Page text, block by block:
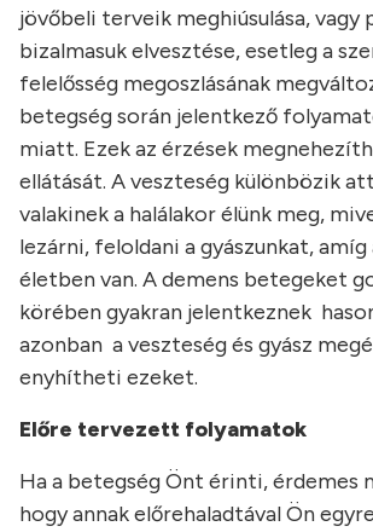
jövőbeli terveik meghiúsulása, vagy
bizalmasuk elvesztése, esetleg a
felelősség megoszlásának
betegség során jelentkező
miatt. Ezek az érzések
ellátását. A veszteség különbözik
valakinek a halálakor élünk meg,
lezárni, feloldani a gyászunkat,
életben van. A demens betegeket
körében gyakran jelentkeznek
azonban a veszteség és gyász
enyhítheti ezeket.
Előre tervezett folyamatok
Ha a betegség Önt érinti, érdemes
hogy annak előrehaladtával Ön